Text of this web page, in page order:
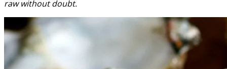
raw without doubt.